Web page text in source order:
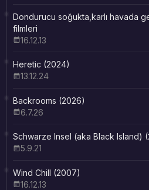
Dondurucu soğukta,karlı havada
filmleri
16.12.13
Heretic (2024)
13.12.24
Backrooms (2026)
6.7.26
Schwarze Insel (aka Black Island)
5.9.21
Wind Chill (2007)
16.12.13